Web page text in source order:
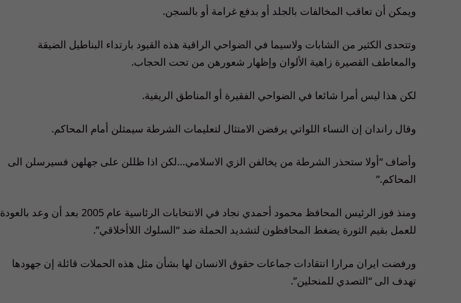
ويمكن أن تعاقب المخالفات بالجلد أو بدفع غرامة أو بالسجن.
وتتحدى الكثير من الشابات ولاسيما في الضواحي الراقية هذه القيود بارتداء البناطيل الضيقة
والمعاطف القصيرة زاهية الألوان وإظهار شعورهن من تحت الحجاب.
لكن هذا ليس أمرا شائعا في الضواحي الفقيرة أو المناطق الريفية.
وقال راندان إن النساء اللواتي يرفضن الامتثال لتعليمات الشرطة سيمثلن أمام المحاكم.
وأضاف “أولا ستحذر الشرطة من يخالفن الزي الاسلامي…لكن اذا ظللن على جهلهن فسيرسلن الى
المحاكم.”
ومنذ فوز الرئيس المحافظ محمود أحمدي نجاد في الانتخابات الرئاسية عام 2005 بعد أن وعد بالعودة
للعمل بقيم الثورة يضغط المحافظون لتشديد الحملة ضد “السلوك اللاأخلاقي”.
ورفضت ايران مرارا انتقادات جماعات حقوق الانسان لها بشأن مثل هذه الحملات قائلة إن جهودها
تهدف الى “التصدي للمنحلين”.